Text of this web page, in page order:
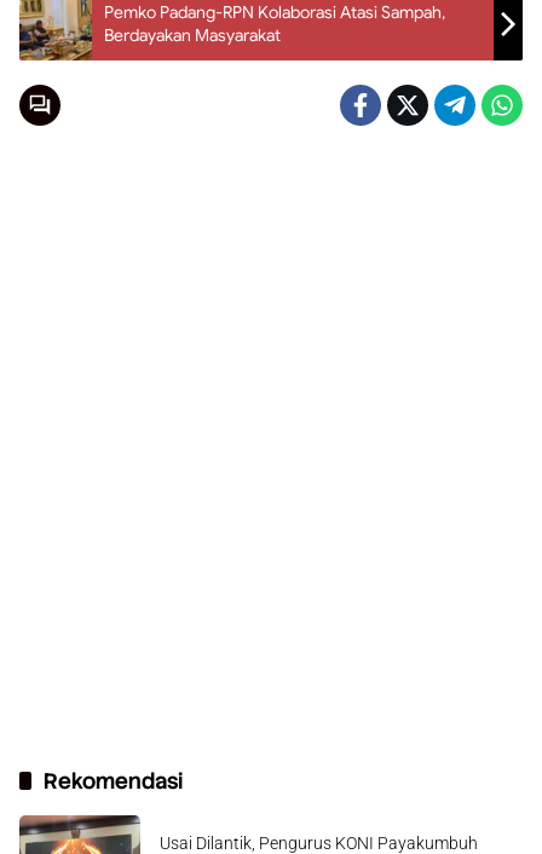
Pemko Padang-RPN Kolaborasi Atasi Sampah,
Berdayakan Masyarakat
Rekomendasi
Usai Dilantik, Pengurus KONI Payakumbuh